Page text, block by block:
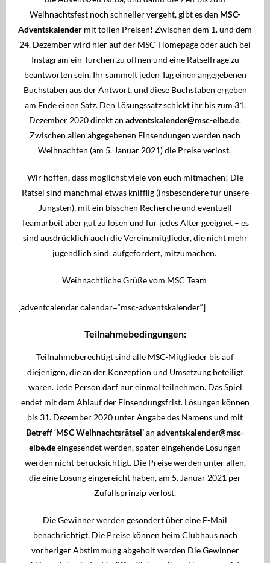
MSC Shop
MSC Racing Team is coming
IDM ILCA Masters Championship
Weihnachtsfest noch schneller vergeht, gibt es den MSC-
Adventskalender mit tollen Preisen! Zwischen dem 1. und dem
24. Dezember wird hier auf der MSC-Homepage oder auch bei
Instagram ein Türchen zu öffnen und eine Rätselfrage zu
beantworten sein. Ihr sammelt jeden Tag einen angegebenen
Buchstaben aus der Antwort, und diese Buchstaben ergeben
am Ende einen Satz. Den Lösungssatz schickt ihr bis zum 31.
Dezember 2020 direkt an adventskalender@msc-elbe.de.
Zwischen allen abgegebenen Einsendungen werden nach
Weihnachten (am 5. Januar 2021) die Preise verlost.
Wir hoffen, dass möglichst viele von euch mitmachen! Die
Rätsel sind manchmal etwas knifflig (insbesondere für unsere
Jüngsten), mit ein bisschen Recherche und eventuell
Teamarbeit aber gut zu lösen und für jedes Alter geeignet – es
sind ausdrücklich auch die Vereinsmitglieder, die nicht mehr
jugendlich sind, aufgefordert, mitzumachen.
Weihnachtliche Grüße vom MSC Team
[adventcalendar calendar=“msc-adventskalender“]
Teilnahmebedingungen:
Teilnahmeberechtigt sind alle MSC-Mitglieder bis auf
diejenigen, die an der Konzeption und Umsetzung beteiligt
waren. Jede Person darf nur einmal teilnehmen. Das Spiel
endet mit dem Ablauf der Einsendungsfrist. Lösungen können
bis 31. Dezember 2020 unter Angabe des Namens und mit
Betreff ‘MSC Weihnachtsrätsel’an adventskalender@msc-
elbe.deeingesendet werden, später eingehende Lösungen
werden nicht berücksichtigt. Die Preise werden unter allen,
die eine Lösung eingereicht haben, am 5. Januar 2021 per
Zufallsprinzip verlost.
Die Gewinner werden gesondert über eine E-Mail
benachrichtigt. Die Preise können beim Clubhaus nach
vorheriger Abstimmung abgeholt werden Die Gewinner